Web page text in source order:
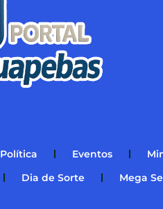
Política Eventos
Dia de Sorte Mega